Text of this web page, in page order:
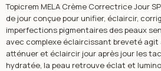
Topicrem MELA Crème Correctrice Jour
de jour conçue pour unifier, éclaircir,
imperfections pigmentaires des peaux
avec complexe éclaircissant breveté
atténuer et éclaircir jour après jour les
hydratée, la peau retrouve éclat et